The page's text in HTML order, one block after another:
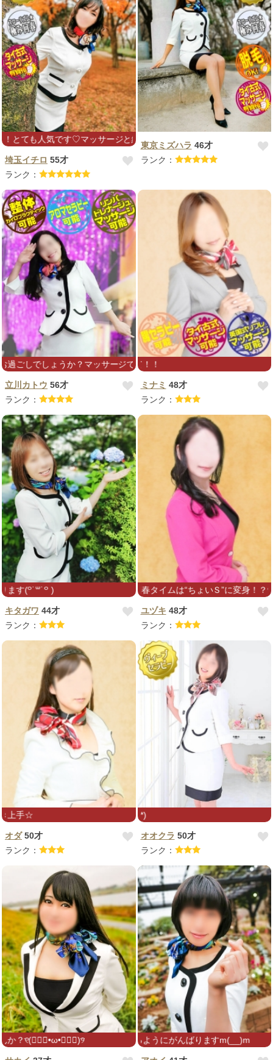
ッサージと組み合わせるなら150分以上を、ぜひ(*´꒳`ゾクゾク感が
埼玉イチロ 55才
ランク：
東京ミズハラ 46才
ランク：
マッサージでお体のメンテナンスしてみませんか？心よりお待ちし
立川カトウ 56才
ランク：
★ミナミさん
ミナミ 48才
ランク：
皆様を癒せるよう今日も頑張ります(꒪˙꒳˙꒪ )
キタガワ 44才
ランク：
い大和撫子❤回春タイムは“ちょいＳ”に変身！？❤アロマと極上手技
ユヅキ 48才
ランク：
スタイル良し、笑顔良しの聞き上手☆
オダ50才
ランク：
癒やしをお届けい
オオクラ 50才
ランク：
一緒に過ごせるようにがんばりますm(__)m